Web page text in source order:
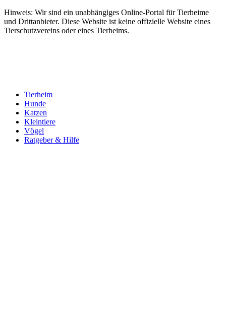
Hinweis: Wir sind ein unabhängiges Online-Portal für Tierheime
und Drittanbieter. Diese Website ist keine offizielle Website eines
Tierschutzvereins oder eines Tierheims.
Tierheim
Hunde
Katzen
Kleintiere
Vögel
Ratgeber & Hilfe